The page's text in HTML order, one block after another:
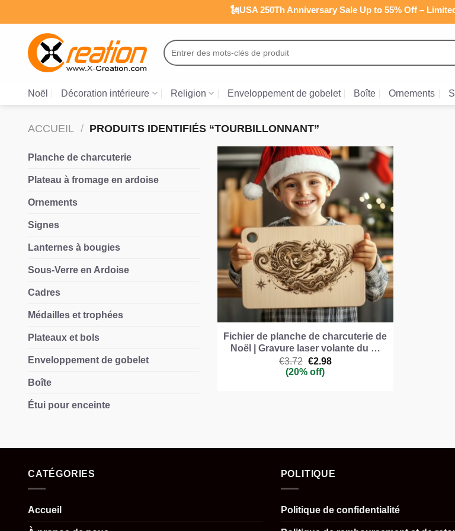
au
🗽USA 250Th Anniversary Sale Up to 55% Off –
Recherche
pour :
Noël Décoration intérieure Religion Enveloppement de gobelet Boîte Ornements
ACCUEIL / PRODUITS IDENTIFIÉS “TOURBILLONNANT”
Planche de charcuterie
Plateau à fromage en ardoise
Ornements
Signes
Lanternes à bougies
Sous-Verre en Ardoise
Cadres
Médailles et trophées
Plateaux et bols
Enveloppement de gobelet
Boîte
Étui pour enceinte
Fichier de planche de charcuterie de
Noël | Gravure laser volante du …
€3.72 Le
prix
initial
€2.98Le
(20% off)
CATÉGORIES
Accueil
POLITIQUE
Politique de confidentialité